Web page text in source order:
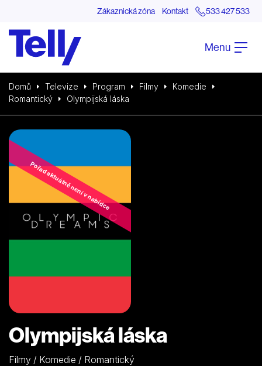
Zákaznická zóna Kontakt 533 427 533
Menu
Domů Televize Program Filmy
Komedie
Romantický
Olympijská láska
Pořad aktuálně není v nabídce
Olympijská láska
Filmy / Komedie / Romantický